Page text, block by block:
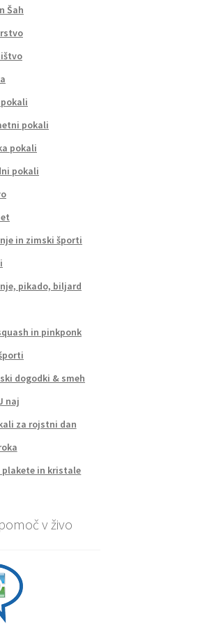
Šah
pokali
pokali
pokali
in zimski športi
pikado, biljard
in pinkponk
dogodki & smeh
naj
za rojstni dan
plakete in kristale
v živo